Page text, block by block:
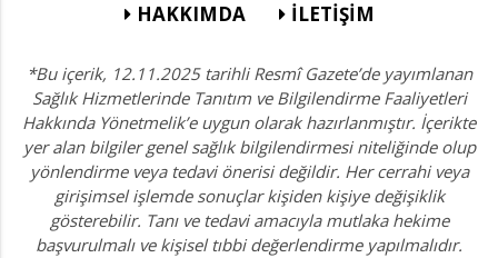
HAKKIMDA İLETİŞİM
*Bu içerik, 12.11.2025 tarihli Resmî Gazete’de yayımlanan
Sağlık Hizmetlerinde Tanıtım ve Bilgilendirme Faaliyetleri
Hakkında Yönetmelik’e uygun olarak hazırlanmıştır. İçerikte
yer alan bilgiler genel sağlık bilgilendirmesi niteliğinde olup
yönlendirme veya tedavi önerisi değildir. Her cerrahi veya
girişimsel işlemde sonuçlar kişiden kişiye değişiklik
gösterebilir. Tanı ve tedavi amacıyla mutlaka hekime
başvurulmalı ve kişisel tıbbi değerlendirme yapılmalıdır.